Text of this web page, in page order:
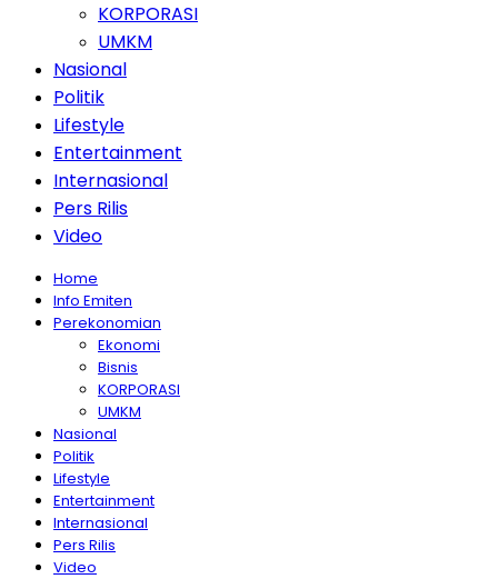
KORPORASI
UMKM
Nasional
Politik
Lifestyle
Entertainment
Internasional
Pers Rilis
Video
Home
Info Emiten
Perekonomian
Ekonomi
Bisnis
KORPORASI
UMKM
Nasional
Politik
Lifestyle
Entertainment
Internasional
Pers Rilis
Video